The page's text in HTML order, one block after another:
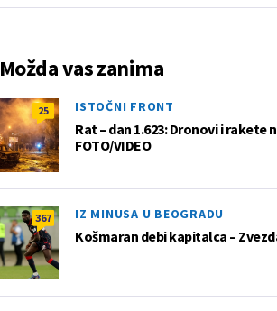
Možda vas zanima
25 ISTOČNI FRONT
Rat – dan 1.623: Dronovi i
FOTO/VIDEO
367 IZ MINUSA U BEOGRADU
Košmaran debi kapitalca –